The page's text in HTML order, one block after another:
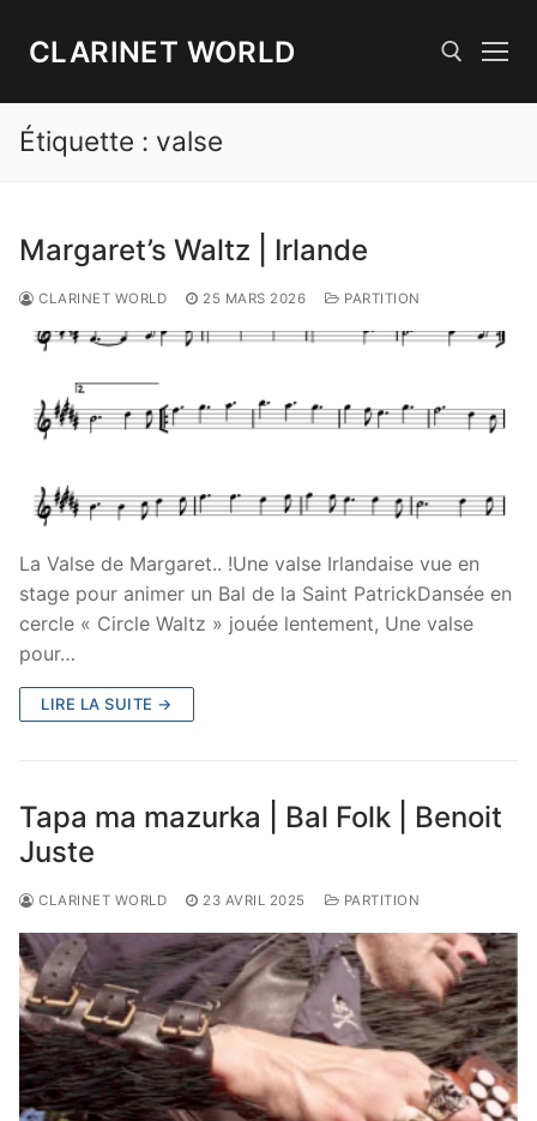
CLARINET WORLD
Étiquette : valse
Margaret’s Waltz | Irlande
CLARINET WORLD 25 MARS 2026 PARTITION
La Valse de Margaret.. !Une valse Irlandaise vue en
stage pour animer un Bal de la Saint PatrickDansée en
cercle « Circle Waltz » jouée lentement, Une valse
pour…
LIRE LA SUITE →
Tapa ma mazurka | Bal Folk | Benoit
Juste
CLARINET WORLD 23 AVRIL 2025 PARTITION